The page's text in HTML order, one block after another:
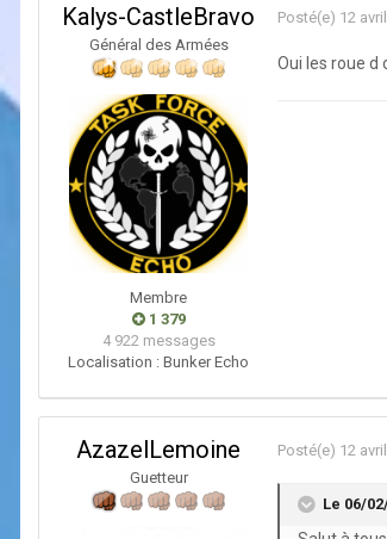
Kalys-CastleBravo
Général des Armées
Membre
1 379
4 922 messages
Localisation : Bunker Echo
Posté(e) 12
Oui les roue d
AzazelLemoine
Guetteur
Posté(e) 12
Le 06/